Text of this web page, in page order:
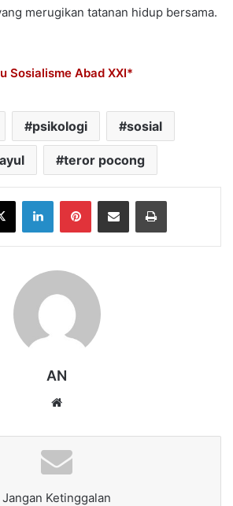
merugikan tatanan hidup bersama.
Sosialisme Abad XXI*
psikologi sosial
teror pocong
X LinkedInPinterestShare via Email Print
AN
Jangan Ketinggalan